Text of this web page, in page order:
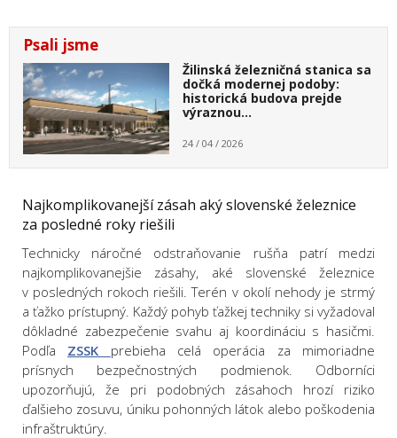
Psali jsme
Žilinská železničná stanica sa
dočká modernej podoby:
historická budova prejde
výraznou…
24 / 04 / 2026
Najkomplikovanejší zásah aký slovenské železnice
za posledné roky riešili
Technicky náročné odstraňovanie rušňa patrí medzi
najkomplikovanejšie zásahy, aké slovenské železnice
v posledných rokoch riešili. Terén v okolí nehody je strmý
a ťažko prístupný. Každý pohyb ťažkej techniky si vyžadoval
dôkladné zabezpečenie svahu aj koordináciu s hasičmi.
Podľa ZSSK prebieha celá operácia za mimoriadne
prísnych bezpečnostných podmienok. Odborníci
upozorňujú, že pri podobných zásahoch hrozí riziko
ďalšieho zosuvu, úniku pohonných látok alebo poškodenia
infraštruktúry.